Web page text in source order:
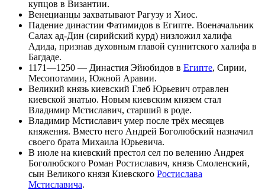
купцов в Византии.
Венецианцы захватывают Рагузу и Хиос.
Падение династии Фатимидов в Египте. Военачальник
Салах ад-Дин (сирийский курд) низложил халифа
Адида, признав духовным главой суннитского халифа в
Багдаде.
1171—1250 — Династия Эйюбидов в Египте, Сирии,
Месопотамии, Южной Аравии.
Великий князь киевский Глеб Юрьевич отравлен
киевской знатью. Новым киевским князем стал
Владимир Мстиславич, старший в роде.
Владимир Мстиславич умер после трёх месяцев
княжения. Вместо него Андрей Боголюбский назначил
своего брата Михаила Юрьевича.
В июле на киевский престол сел по велению Андрея
Боголюбского Роман Ростиславич, князь Смоленский,
сын Великого князя Киевского Ростислава
Мстиславича.